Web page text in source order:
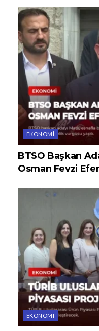
EKONOMI
BTSO Başkan
Osman Fevzi
EKONOMI